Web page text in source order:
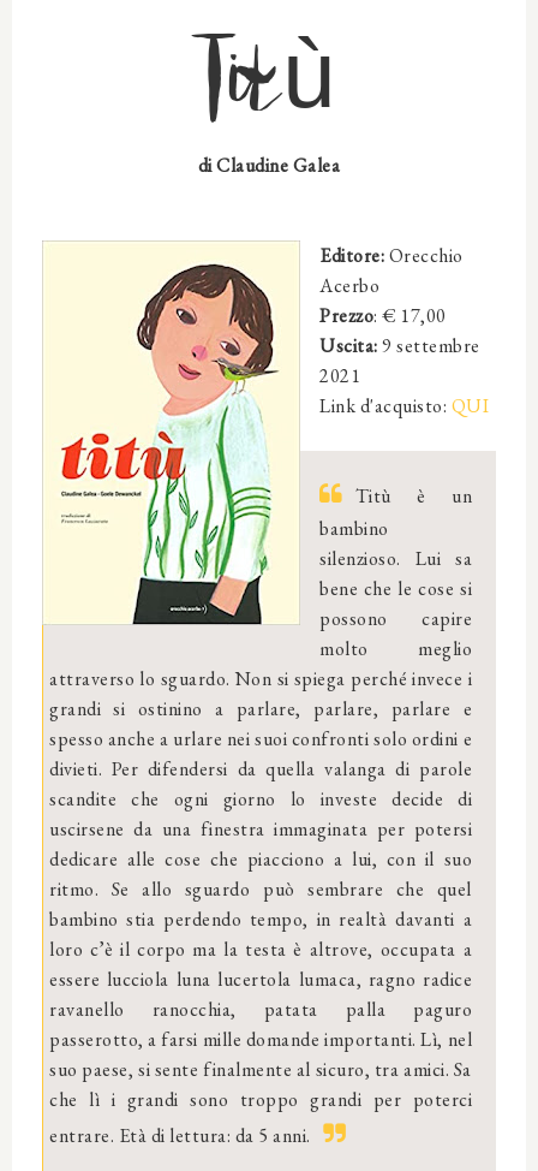
Titù
di Claudine Galea
Editore:Orecchio
Acerbo
Prezzo: € 17,00
Uscita:9 settembre
2021
Link d'acquisto: QUI
Titù è un
bambino
silenzioso. Lui sa
bene che le cose si
possono capire
molto meglio
attraverso lo sguardo. Non si spiega perché invece i
grandi si ostinino a parlare, parlare, parlare e
spesso anche a urlare nei suoi confronti solo ordini e
divieti. Per difendersi da quella valanga di parole
scandite che ogni giorno lo investe decide di
uscirsene da una finestra immaginata per potersi
dedicare alle cose che piacciono a lui, con il suo
ritmo. Se allo sguardo può sembrare che quel
bambino stia perdendo tempo, in realtà davanti a
loro c’è il corpo ma la testa è altrove, occupata a
essere lucciola luna lucertola lumaca, ragno radice
ravanello ranocchia, patata palla paguro
passerotto, a farsi mille domande importanti. Lì, nel
suo paese, si sente finalmente al sicuro, tra amici. Sa
che lì i grandi sono troppo grandi per poterci
entrare. Età di lettura: da 5 anni.